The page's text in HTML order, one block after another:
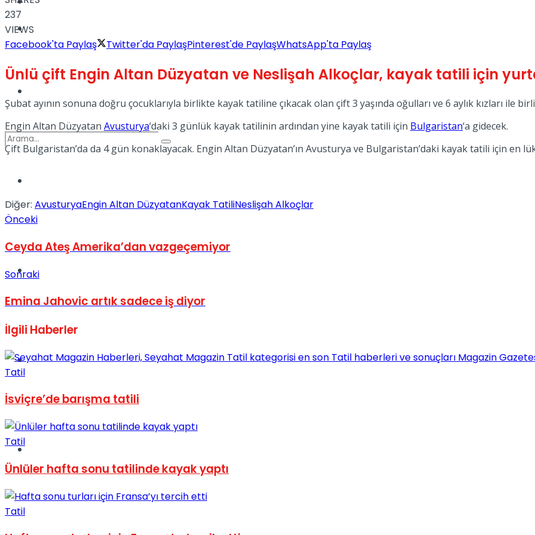
Müzik
Sinema
Podcast
237
VIEWS
Facebook'ta Paylaş
Twitter'da PaylaşPinterest'de PaylaşWhatsApp'ta Paylaş
Ünlü çift Engin Altan Düzyatan ve Neslişah Alkoçlar, kayak tatili için
Şubat ayının sonuna doğru çocuklarıyla birlikte kayak tatiline çıkacak olan çift 3 yaşında oğulları ve 6 aylık kızları ile
Engin Altan Düzyatan Avusturya‘daki 3 günlük kayak tatilinin ardından yine kayak tatili için Bulgaristan‘a gidecek.
Çift Bulgaristan’da da 4 gün konaklayacak. Engin Altan Düzyatan’ın Avusturya ve Bulgaristan’daki kayak tatili için en
Diğer: AvusturyaEngin Altan DüzyatanKayak TatiliNeslişah Alkoçlar
Önceki
Ceyda Ateş Amerika’dan vazgeçemiyor
Sonraki
Emina Jahovic artık sadece iş diyor
İlgili Haberler
Tatil
İsviçre’de barışma tatili
Tatil
Ünlüler hafta sonu tatilinde kayak yaptı
Tatil